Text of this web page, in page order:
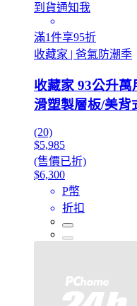
到貨通知我
滿1件享95折
收藏家 | 爸氣防潮季
收藏家 93公升
滑塑製層板/美背
(20)
$5,985
(售價已折)
$6,300
P幣
折扣